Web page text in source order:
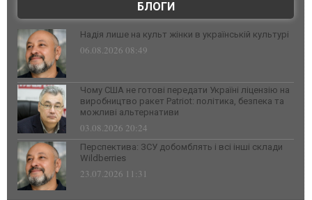
БЛОГИ
Надія лише на культ жінки в українській культурі
06.08.2026 08:49
Чому США не готові передати Україні ліцензію на
виробництво ракет Patriot: політика, безпека та
можливі альтернативи
03.08.2026 20:24
Перспектива: ЗСУ добомблять і всі інші склади
Wildberries
23.07.2026 11:31